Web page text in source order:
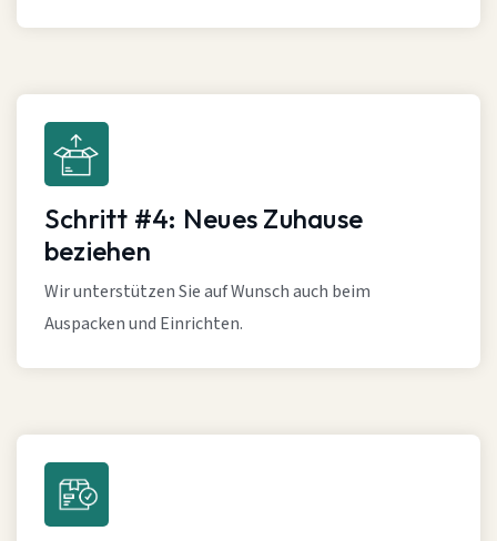
Schritt #4: Neues Zuhause
beziehen
Wir unterstützen Sie auf Wunsch auch beim
Auspacken und Einrichten.